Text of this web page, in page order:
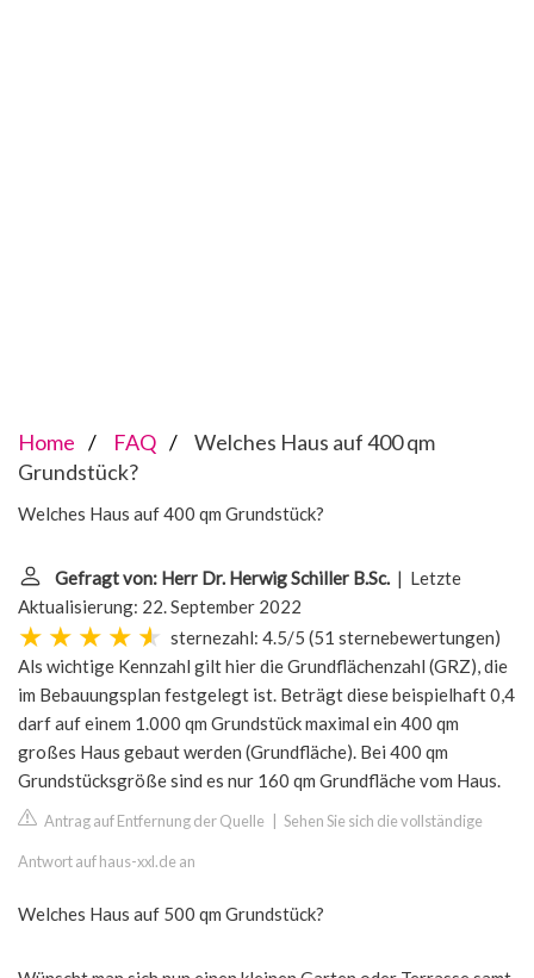
Home FAQ
Welches Haus auf 400 qm
Grundstück?
Welches Haus auf 400 qm Grundstück?
Gefragt von: Herr Dr. Herwig Schiller B.Sc. | Letzte
Aktualisierung: 22. September 2022
sternezahl: 4.5/5 (51 sternebewertungen)
Als wichtige Kennzahl gilt hier die Grundflächenzahl (GRZ), die
im Bebauungsplan festgelegt ist. Beträgt diese beispielhaft 0,4
darf auf einem 1.000 qm Grundstück maximal ein 400 qm
großes Haus gebaut werden (Grundfläche). Bei 400 qm
Grundstücksgröße sind es nur 160 qm Grundfläche vom Haus.
Antrag auf Entfernung der Quelle Sehen Sie sich die vollständige
Antwort auf haus-xxl.de an
Welches Haus auf 500 qm Grundstück?